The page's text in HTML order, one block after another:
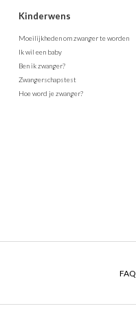
Kinderwens
Moeilijkheden om zwanger te worden
Ik wil een baby
Ben ik zwanger?
Zwangerschapstest
Hoe word je zwanger?
FAQ